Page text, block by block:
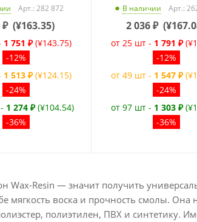
Арт.: 282 872
₽ (¥163.35)
1 751 ₽ (¥143.75)
-12%
1 513 ₽ (¥124.15)
-24%
1 274 ₽ (¥104.54)
-36%
В наличии Арт.:
2 036₽ (
от 25 шт - 1 791 ₽
-12%
от 49 шт - 1 547 ₽
-24%
от 97 шт - 1 303 ₽
-36%
Wax-Resin — значит получить
мягкость воска и прочность смолы.
полиэтилен, ПВХ и синтетику.